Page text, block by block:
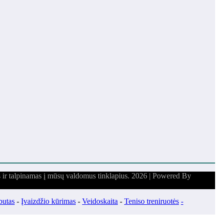
talpinamas į mūsų valdomus tinklapius. 2026 | Powered By
- Įvaizdžio kūrimas - Veidoskaita - Teniso treniruotės -